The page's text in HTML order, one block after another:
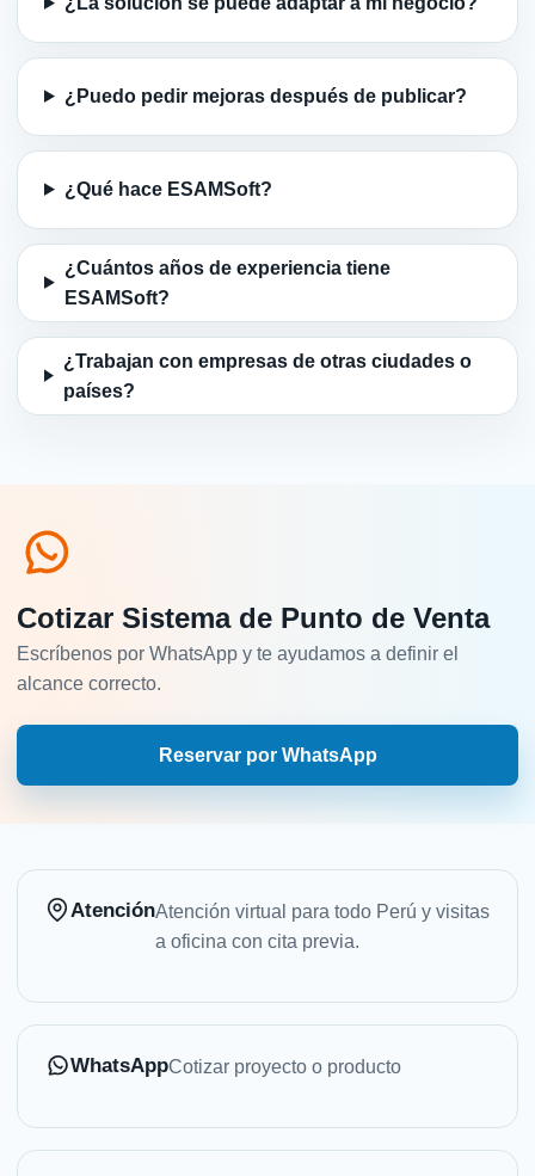
¿Puedo pedir mejoras después de publicar?
¿Qué hace ESAMSoft?
¿Cuántos años de experiencia tiene
ESAMSoft?
¿Trabajan con empresas de otras ciudades o
países?
Cotizar Sistema de Punto de Venta
Escríbenos por WhatsApp y te ayudamos a definir el
alcance correcto.
Reservar por WhatsApp
AtenciónAtención virtual para todo Perú y visitas
a oficina con cita previa.
WhatsAppCotizar proyecto o producto